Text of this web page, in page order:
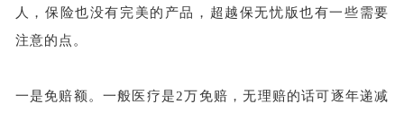
人，保险也没有完美的产品，超越保无忧版也有一些需要
注意的点。
一是免赔额。一般医疗是2万免赔，无理赔的话可逐年递减